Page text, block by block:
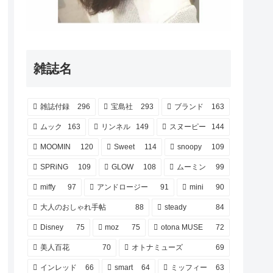
雑誌名
雑誌付録 296 宝島社 293 ブランド 163
ムック 163 リンネル 149 スヌーピー 144
MOOMIN 120 Sweet 114 snoopy 109
SPRiNG 109 GLOW 108 ムーミン 99
miffy 97 アンドロージー 91 mini 90
大人のおしゃれ手帖 88 steady 84
Disney 75 moz 75 otona MUSE 72
美人百花 70 オトナミューズ 69
インレッド 66 smart 64 ミッフィー 63